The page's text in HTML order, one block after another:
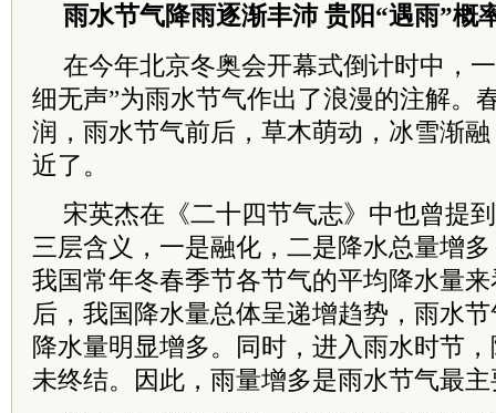
雨水节气降雨逐渐丰沛 贵阳“遇雨”概
在今年北京冬奥会开幕式倒计时中，
细无声”为雨水节气作出了浪漫的注解。
润，雨水节气前后，草木萌动，冰雪渐
近了。
宋英杰在《二十四节气志》中也曾提
三层含义，一是融化，二是降水总量增
我国常年冬春季节各节气的平均降水量
后，我国降水量总体呈递增趋势，雨水
降水量明显增多。同时，进入雨水时节
未终结。因此，雨量增多是雨水节气最